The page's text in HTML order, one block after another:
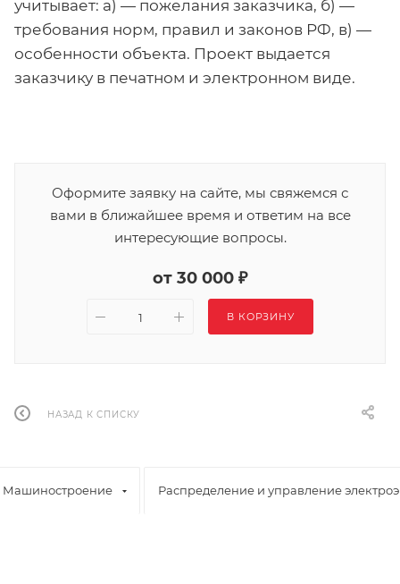
учитывает: а) — пожелания заказчика, б) —
требования норм, правил и законов РФ, в) —
особенности объекта. Проект выдается
заказчику в печатном и электронном виде.
Оформите заявку на сайте, мы свяжемся с
вами в ближайшее время и ответим на все
интересующие вопросы.
от 30 000 ₽
В КОРЗИНУ
НАЗАД К СПИСКУ
Машиностроение Распределение и управление